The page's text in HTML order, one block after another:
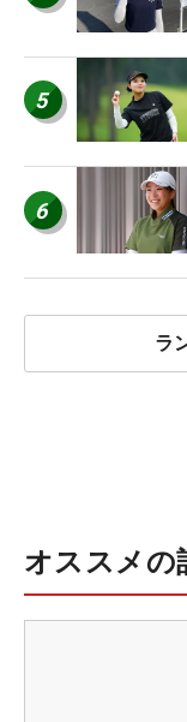
5
6
ラ
オススメの